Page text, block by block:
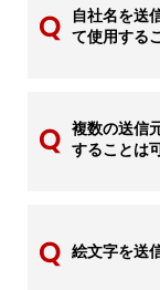
自社名を送
て使用する
複数の送信
することは
絵文字を送